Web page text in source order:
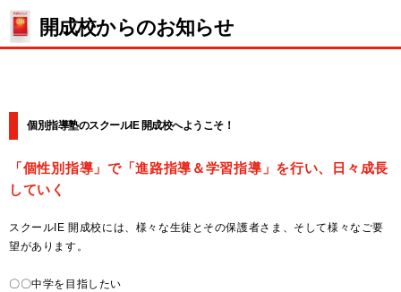
開成校からのお知らせ
個別指導塾のスクールIE 開成校へようこそ！
「個性別指導」で「進路指導＆学習指導」を行い、日々成長
していく
スクールIE 開成校には、様々な生徒とその保護者さま、そして様々なご要
望があります。
〇〇中学を目指したい